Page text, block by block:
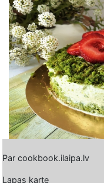
Par cookbook.ilaipa.lv
Lapas karte